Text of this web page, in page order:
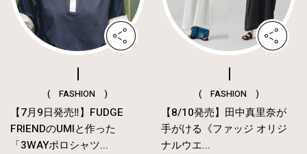
( FASHION )
【7月9日発売‼︎】FUDGE
FRIENDのUMIと作った
「3WAYポロシャツ...
( FASHION )
【8/10発売】田中真里奈が
手がける《ファッジ オリジ
ナルウエ...